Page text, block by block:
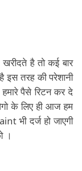
है तो कई बार
इस तरह की परेशानी
पैसे रिटन कर दे
के लिए ही आज हम
भी दर्ज हो जाएगी
।